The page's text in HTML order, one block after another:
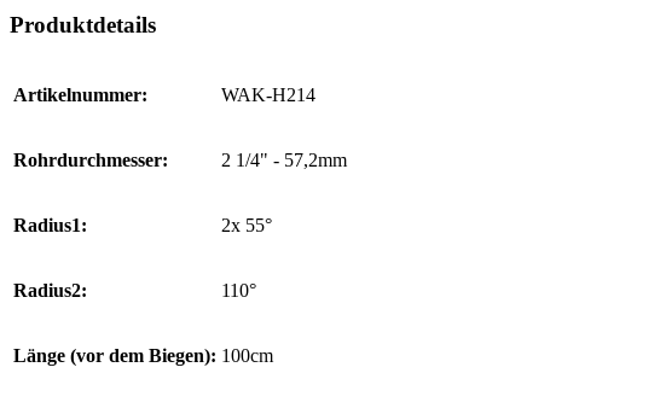
Produktdetails
Artikelnummer: WAK-H214
Rohrdurchmesser: 2 1/4" - 57,2mm
Radius1: 2x 55°
Radius2: 110°
Länge (vor dem Biegen): 100cm